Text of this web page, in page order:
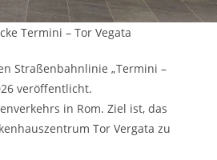
Termini – Tor Vegata
Straßenbahnlinie „Termini –
veröffentlicht.
in Rom. Ziel ist, das
Tor Vergata zu